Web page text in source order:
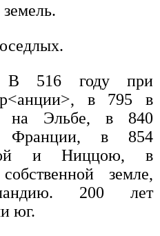
516 году при
в 795 в
на Эльбе, в 840
Франции, в 854
и Ниццою, в
земле,
200 лет
юг.